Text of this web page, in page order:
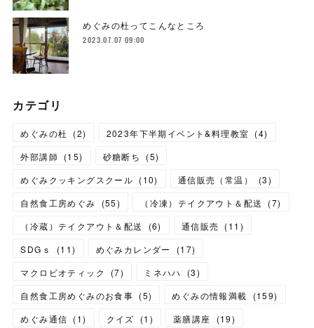
めぐみの杜ってこんなところ
2023.07.07 09:00
カテゴリ
めぐみの杜 (2) 2023年下半期イベント&料理教室 (4)
外部講師 (15) 砂糖断ち (5)
めぐみクッキングスクール (10) 通信販売（常温） (3)
自然食工房めぐみ
(55) （冷凍）テイクアウト＆配送 (7)
（冷蔵）テイクアウト＆配送
(6) 通信販売 (11 )
SDGｓ
(11) めぐみカレンダー (17)
マクロビオティック
(7) ミネハハ (3)
自然食工房めぐみのお食事 (5) めぐみの情報満載 (159)
めぐみ通信 (1) クイズ (1 ) 薬膳講座 (19)